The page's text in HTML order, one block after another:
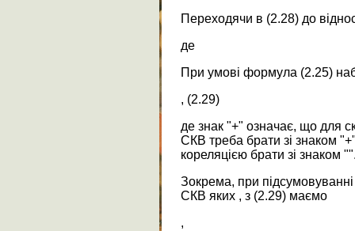
Переходячи в (2.28) до
де
При умові формула (2.25)
, (2.29)
де знак "+" означає, що для
СКВ треба брати зі знаком
кореляцією брати зі знаком
Зокрема, при
СКВ яких , з (2.29) маємо
,